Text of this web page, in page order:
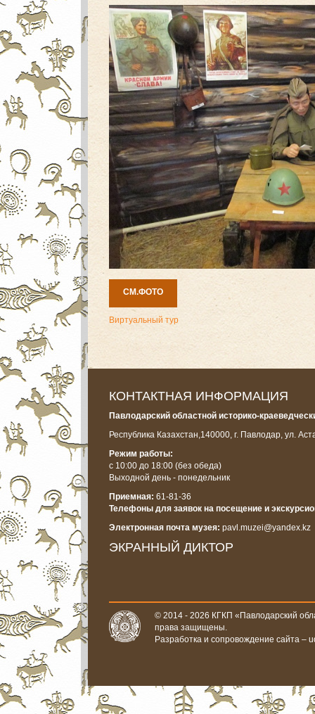
СМ.ФОТО
Виртуальный тур
КОНТАКТНАЯ ИНФОРМАЦИЯ
Павлодарский областной историко-
Республика Казахстан,140000, г. Павлодар, ул.
Режим работы:
с 10:00 до 18:00 (без обеда)
Выходной день - понедельник
Приемная: 61-81-36
Телефоны для заявок на посещение и
Электронная почта музея: pavl.muzei@yandex.kz
ЭКРАННЫЙ ДИКТОР
© 2014 - 2026 КГКП «Павлодарский
права защищены.
Разработка и сопровождение сайта –